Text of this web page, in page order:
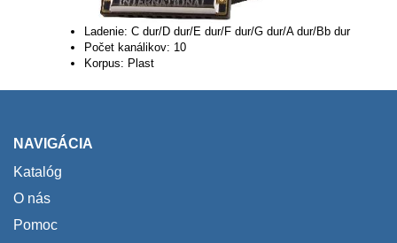
Ladenie: C dur/D dur/E dur/F dur/G dur/A dur/Bb dur
Počet kanálikov: 10
Korpus: Plast
NAVIGÁCIA
Katalóg
O nás
Pomoc